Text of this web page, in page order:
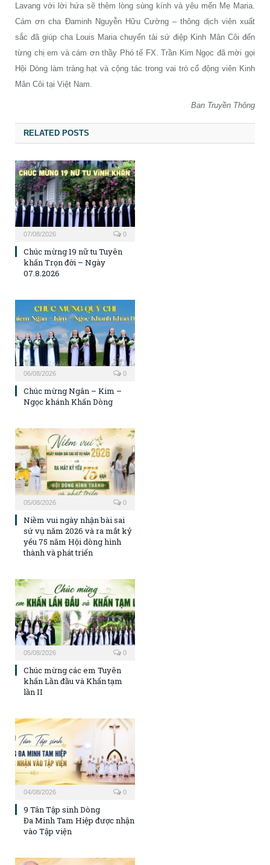
Lavang với lời hứa sẽ thêm lòng sùng kính và yêu mến Mẹ Maria.
Cám ơn cha Đaminh Nguyễn Hữu Cường – thông dịch viên xuất
sắc đã giúp cha Louis Maria chuyển tải sứ điệp Kinh Mân Côi đến
từng chị em và cám ơn thầy Phó tế FX. Trần Kim Ngọc đã mời gọi
Hội Dòng làm tràng hạt và cộng tác trong vai trò cổ động viên Kinh
Mân Côi tại Việt Nam.
Ban Truyền Thông
RELATED POSTS
07/08/2026 0
Chúc mừng 19 nữ tu Tuyên
khấn Trọn đời – Ngày
07.8.2026
06/08/2026 0
Chúc mừng Ngân – Kim –
Ngọc khánh Khấn Dòng
05/08/2026 0
Niềm vui ngày nhận bài sai
sứ vụ năm 2026 và ra mắt kỷ
yếu 75 năm Hội dòng hình
thành và phát triển
05/08/2026 0
Chúc mừng các em Tuyên
khấn Lần đầu và Khấn tạm
lần II
04/08/2026 0
9 Tân Tập sinh Dòng
Đa Minh Tam Hiệp được nhận
vào Tập viện